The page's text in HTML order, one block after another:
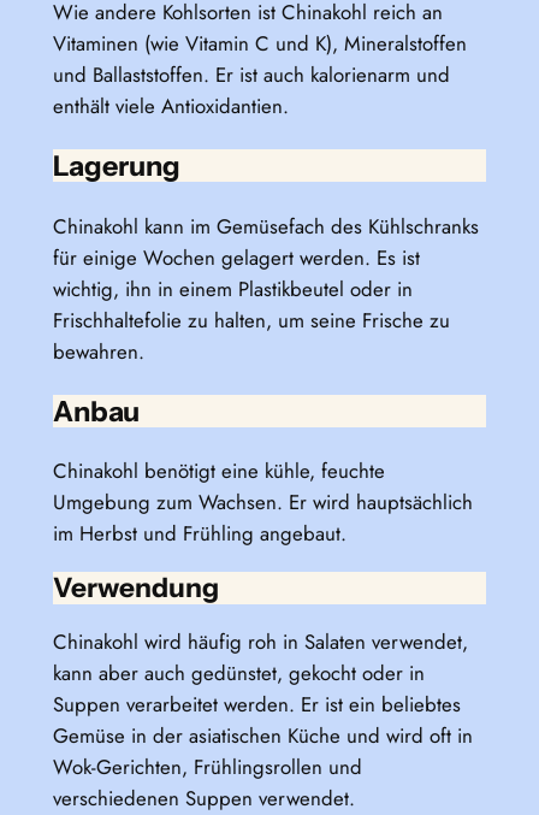
Wie andere Kohlsorten ist Chinakohl reich an
Vitaminen (wie Vitamin C und K), Mineralstoffen
und Ballaststoffen. Er ist auch kalorienarm und
enthält viele Antioxidantien.
Lagerung
Chinakohl kann im Gemüsefach des Kühlschranks
für einige Wochen gelagert werden. Es ist
wichtig, ihn in einem Plastikbeutel oder in
Frischhaltefolie zu halten, um seine Frische zu
bewahren.
Anbau
Chinakohl benötigt eine kühle, feuchte
Umgebung zum Wachsen. Er wird hauptsächlich
im Herbst und Frühling angebaut.
Verwendung
Chinakohl wird häufig roh in Salaten verwendet,
kann aber auch gedünstet, gekocht oder in
Suppen verarbeitet werden. Er ist ein beliebtes
Gemüse in der asiatischen Küche und wird oft in
Wok-Gerichten, Frühlingsrollen und
verschiedenen Suppen verwendet.